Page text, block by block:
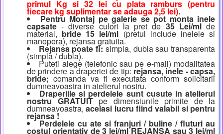
primul Kg si 32 lei cu plata ramburs (pentru
fiecare kg suplimentar se adauga 2,5 lei).
Pentru Montaj pe galerie se pot monta inele
capsate - diverse culori la pret de 35 Lei/mlde
material, bride 15 lei/ml (pretul include inelele si
manopera), rejansa gratuita.
Rejansa poate fi: simpla, dubla sau transparenta
(simpla / dubla).
Puteti alege (telefonic sau pe e-mail) modalitatea
de prindere a draperiei de tip: rejansa, inele - capsa,
bride; comanda va fi executata conform solicitarii
dumneavoastra in atelierul nostru.
Draperiile si perdelele sunt cusute in atelierul
nostru GRATUITpe dimensiunile primite de la
dumneavoastra, acelasi lucru fiind valabil si pentru
rejansa !
Perdelele cu ate si franjuri / buline / fluturi au
costul orientativ de 3 lei/ml REJANSA sau 3 lei/ml